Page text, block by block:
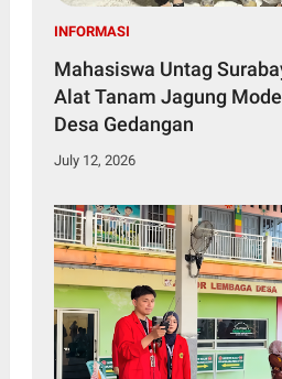
INFORMASI
Mahasiswa Untag
Alat Tanam Jagung
Desa Gedangan
July 12, 2026